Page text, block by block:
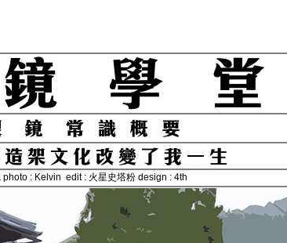
photo : Kelvin edit : 火星史塔粉 design : 4th